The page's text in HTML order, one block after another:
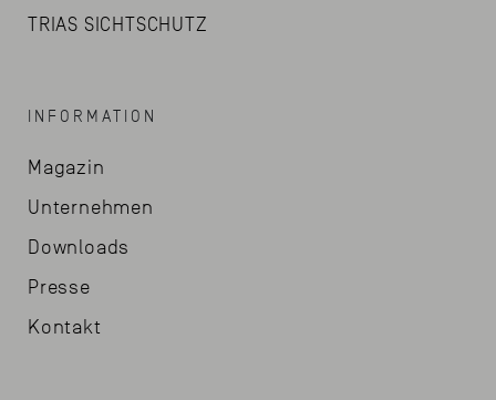
TRIAS SICHTSCHUTZ
INFORMATION
Magazin
Unternehmen
Downloads
Presse
Kontakt